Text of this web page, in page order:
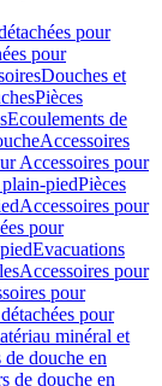
pour
pour
Douches et
Pièces
Ecoulements de
Accessoires
Accessoires pour
piedPièces
Accessoires pour
pour
Evacuations
Accessoires pour
pour
pour
minéral et
de douche en
de douche en